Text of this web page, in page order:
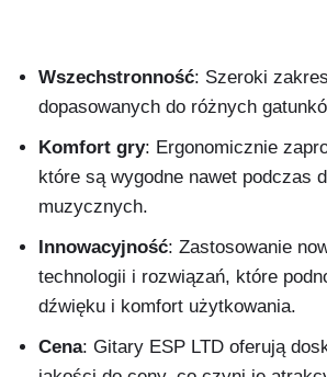
Wszechstronność: Szeroki
dopasowanych do różnych
Komfort gry: Ergonomicznie
które są wygodne nawet podczas
muzycznych.
Innowacyjność: Zastosowanie
technologii i rozwiązań, które
dźwięku i komfort użytkowania.
Cena: Gitary ESP LTD oferują